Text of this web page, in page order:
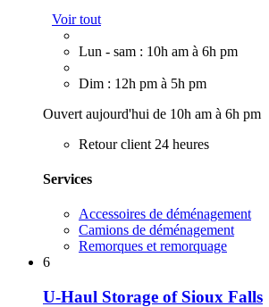
Voir tout
Lun - sam : 10h am à 6h pm
Dim : 12h pm à 5h pm
Ouvert aujourd'hui de 10h am à 6h pm
Retour client 24 heures
Services
Accessoires de déménagement
Camions de déménagement
Remorques et remorquage
6
U-Haul Storage of Sioux Falls